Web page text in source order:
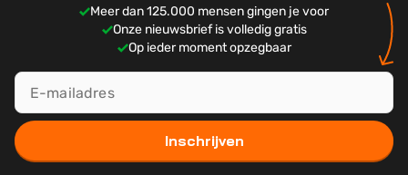
Meer dan 125.000 mensen gingen je voor
Onze nieuwsbrief is volledig gratis
Op ieder moment opzegbaar
Inschrijven